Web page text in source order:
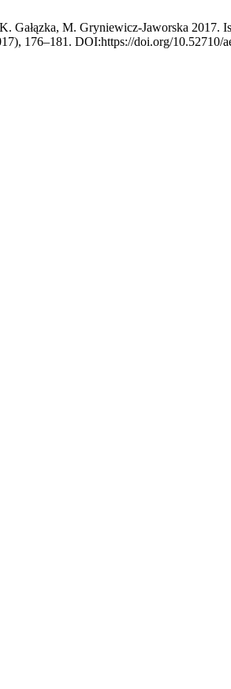
Gałązka, M. Gryniewicz-Jaworska 2017.
176–181. DOI:https://doi.org/10.52710/